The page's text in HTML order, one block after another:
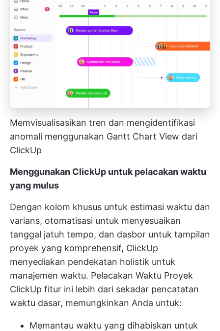
Memvisualisasikan tren dan mengidentifikasi
anomali menggunakan Gantt Chart View dari
ClickUp
Menggunakan ClickUp untuk pelacakan waktu
yang mulus
Dengan kolom khusus untuk estimasi waktu dan
varians, otomatisasi untuk menyesuaikan
tanggal jatuh tempo, dan dasbor untuk tampilan
proyek yang komprehensif, ClickUp
menyediakan pendekatan holistik untuk
manajemen waktu. Pelacakan Waktu Proyek
ClickUp fitur ini lebih dari sekadar pencatatan
waktu dasar, memungkinkan Anda untuk:
Memantau waktu yang dihabiskan untuk